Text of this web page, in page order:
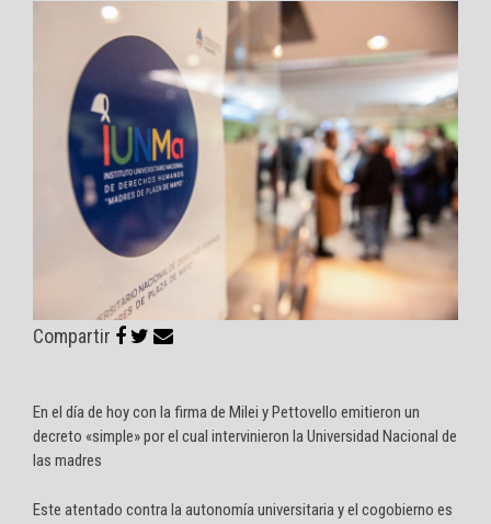
Compartir
En el día de hoy con la firma de Milei y Pettovello emitieron un
decreto «simple» por el cual intervinieron la Universidad Nacional de
las madres
Este atentado contra la autonomía universitaria y el cogobierno es